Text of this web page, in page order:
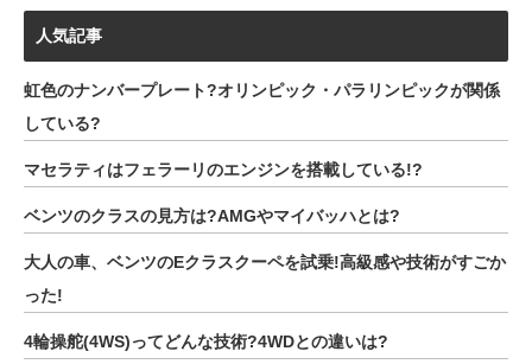
人気記事
虹色のナンバープレート?オリンピック・パラリンピックが関係
している?
マセラティはフェラーリのエンジンを搭載している!?
ベンツのクラスの見方は?AMGやマイバッハとは?
大人の車、ベンツのEクラスクーペを試乗!高級感や技術がすごか
った!
4輪操舵(4WS)ってどんな技術?4WDとの違いは?